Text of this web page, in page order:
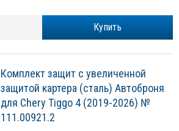
Купить
Комплект защит с увеличенной
защитой картера (сталь) Автоброня
для Chery Tiggo 4 (2019-2026) №
111.00921.2